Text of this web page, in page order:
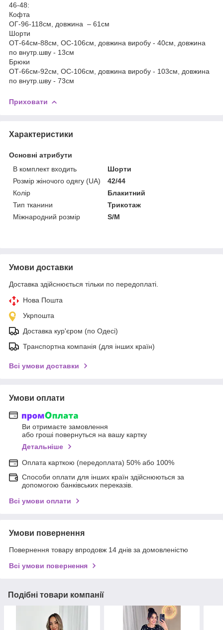
46-48:
Кофта
ОГ-96-118см, довжина – 61см
Шорти
ОТ-64см-88см, ОС-106см, довжина виробу - 40см, довжина
по внутр.шву - 13см
Брюки
ОТ-66см-92см, ОС-106см, довжина виробу - 103см, довжина
по внутр.шву - 73см
Приховати
Характеристики
Основні атрибути
В комплект входить
Шорти
Розмір жіночого одягу (UA)
42/44
Колір
Блакитний
Тип тканини
Трикотаж
Міжнародний розмір
S/M
Умови доставки
Доставка здійснюється тільки по передоплаті.
Нова Пошта
Укрпошта
Доставка кур'єром (по Одесі)
Транспортна компанія (для інших країн)
Всі умови доставки
Умови оплати
Ви отримаєте замовлення
або гроші повернуться на вашу картку
Детальніше
Оплата карткою (передоплата) 50% або 100%
Способи оплати для інших країн здійснюються за
допомогою банківських переказів.
Всі умови оплати
Умови повернення
Повернення товару впродовж 14 днів за домовленістю
Всі умови повернення
Подібні товари компанії